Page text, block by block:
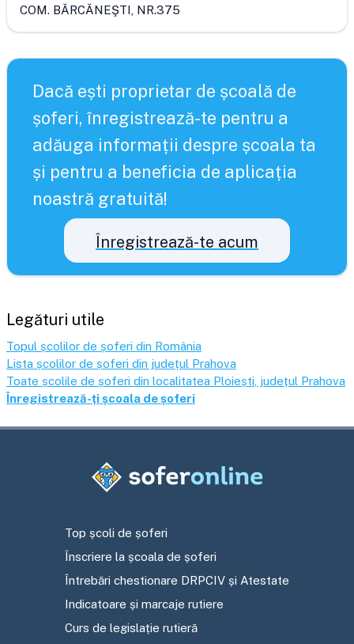
COM. BĂRCĂNEŞTI, NR.375
Dacă ești proprietar de școală de
șoferi, înregistrează-te pentru a
adăuga informații despre școala ta
și pentru a beneficia de aplicația
noastră gratuită!
Înregistrează-te acum
Legături utile
Topul școlilor de șoferi din România
Lista școlilor de șoferi din județul Prahova
Toate școlile de șoferi din localitatea Ploiești , județul Prahova
Înregistrează-ți școala de șoferi
Top școli de șoferi
Înscriere la școala de șoferi
Întrebări chestionare DRPCIV și Atestate
Indicatoare și marcaje rutiere
Curs de legislație rutieră